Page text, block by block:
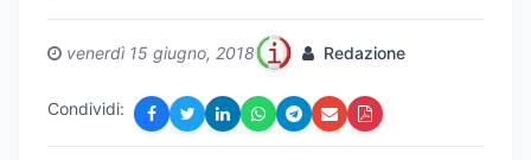
venerdì 15 giugno, 2018 Redazione
Condividi: